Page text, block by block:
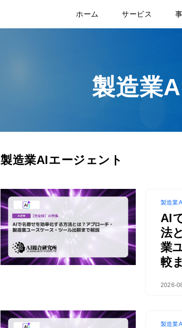
ホーム サービス
製造業
製造業AIエージェント
製造業
AI
法
業
較
2026-
製造業